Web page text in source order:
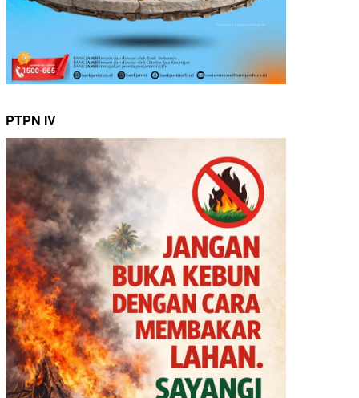
PTPN IV